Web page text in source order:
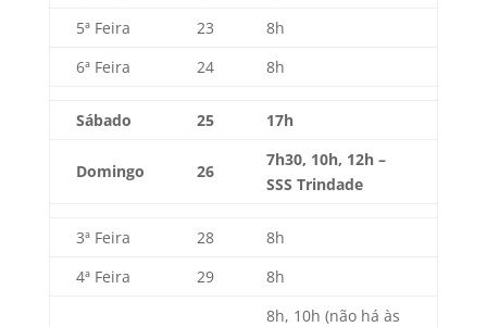
5ª Feira
23
8h
6ª Feira
24 8h
Sábado 25 17h
Domingo 26
7h30, 10h, 12h –
SSS Trindade
3ª Feira 28
8h
4ª Feira
29 8h
8h, 10h (não há às